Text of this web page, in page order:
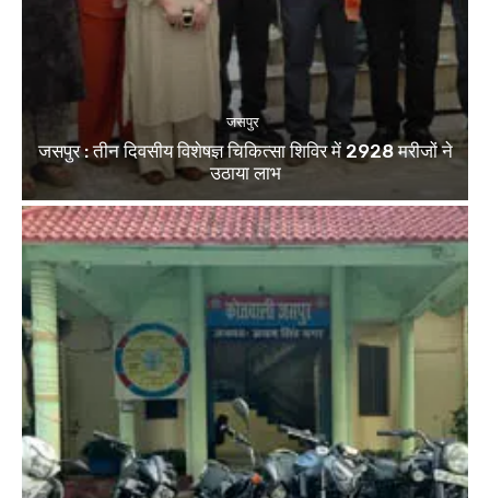
जसपुर
जसपुर : तीन दिवसीय विशेषज्ञ चिकित्सा शिविर में 2928 मरीजों ने
उठाया लाभ